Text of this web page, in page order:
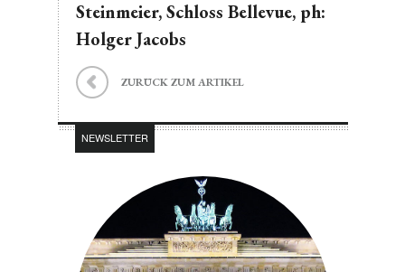
Steinmeier, Schloss Bellevue, ph:
Holger Jacobs
ZURÜCK ZUM ARTIKEL
NEWSLETTER